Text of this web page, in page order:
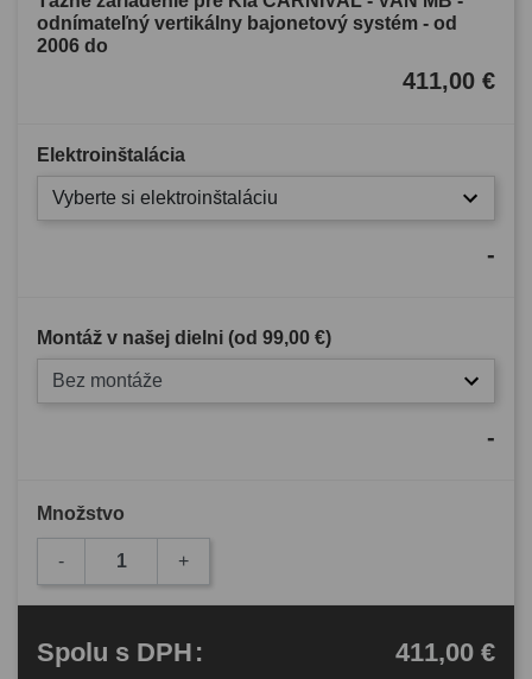
odnímateľný vertikálny bajonetový systém - od
2006 do
411,00 €
Elektroinštalácia
Vyberte si elektroinštaláciu
-
Montáž v našej dielni (od 99,00 €)
Bez montáže
-
Množstvo
- +
Spolu s DPH: 411,00 €